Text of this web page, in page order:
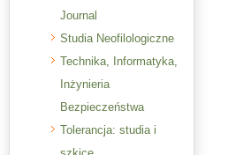
Journal
Studia Neofilologiczne
Technika, Informatyka,
Inżynieria
Bezpieczeństwa
Tolerancja: studia i